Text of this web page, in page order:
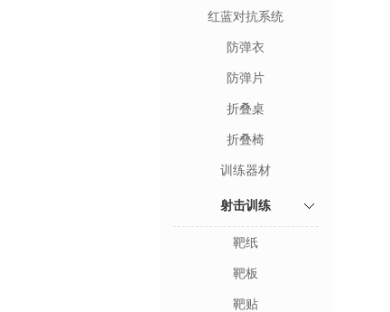
红蓝对抗系统
防弹衣
防弹片
折叠桌
折叠椅
训练器材
射击训练
靶纸
靶板
靶贴